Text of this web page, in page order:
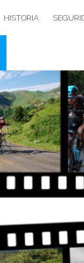
HISTORIA